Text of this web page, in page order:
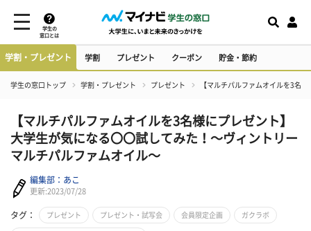
学生の
窓口とは
学割・プレゼント 学割 プレゼント クーポン 貯金・節約
学生の窓口トップ 学割・プレゼント プレゼント 【マルチパルファムオイルを3名
【マルチパルファムオイルを3名様にプレゼント】
大学生が気になる〇〇試してみた！～ヴィントリー
マルチパルファムオイル～
編集部：あこ
更新:2023/07/28
タグ： プレゼント プレゼント・試写会 会員限定企画 ガクラボ